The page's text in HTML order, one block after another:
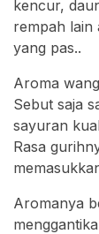
kencur,
rempah lain
yang pas..
Aroma
Sebut saja
sayuran
Rasa
Aromanya